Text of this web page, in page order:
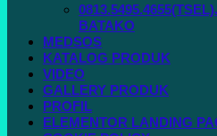
BATAKO
MEDSOS
KATALOG PRODUK
VIDEO
GALLERY PRODUK
PROFIL
ELEMENTOR LANDING